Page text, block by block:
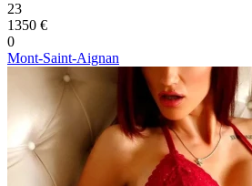
23
1350 €
0
Mont-Saint-Aignan